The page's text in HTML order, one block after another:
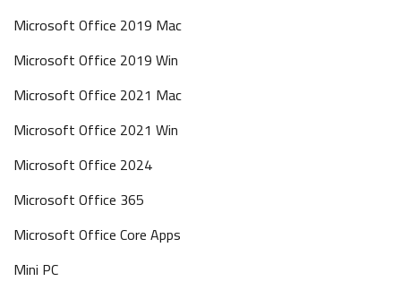
Microsoft Office 2019 Mac
Microsoft Office 2019 Win
Microsoft Office 2021 Mac
Microsoft Office 2021 Win
Microsoft Office 2024
Microsoft Office 365
Microsoft Office Core Apps
Mini PC